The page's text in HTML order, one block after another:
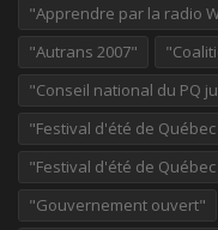
"Apprendre par la radio
"Autrans 2007"
"Conseil national du PQ
"Festival d'été de Québec
"Festival d'été de Québec
"Gouvernement ouvert"